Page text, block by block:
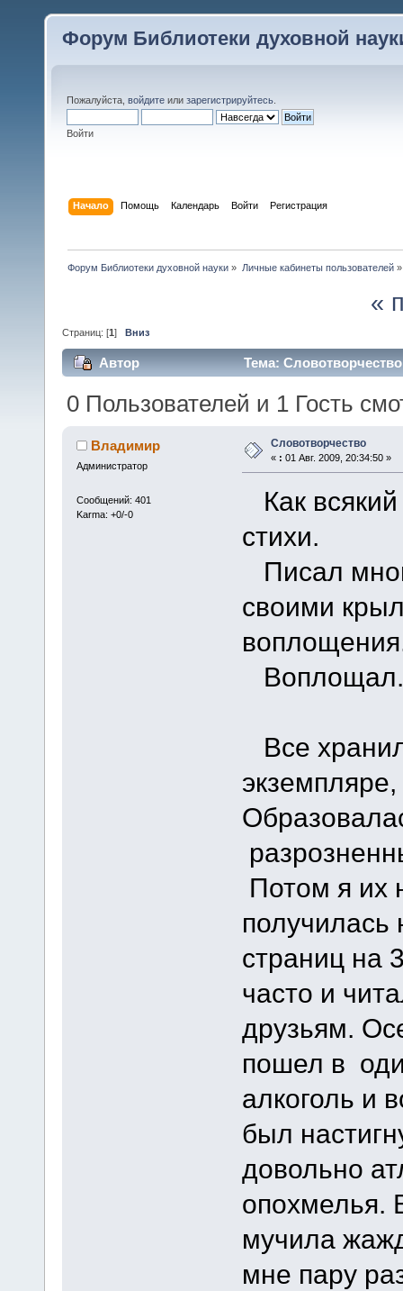
Форум Библиотеки духовной
Пожалуйста, войдите или зарегистрируйтесь
Войти
Начало Помощь Календарь Войти Регистрация
Форум Библиотеки духовной науки » Личные кабинеты пользователей»
«
Страниц: [1 ] Вниз
Автор Тема:
0 Пользователей и 1 Гость
Владимир
Администратор
Сообщений: 401
Karma: +0/-0
Словотворчество
« : 01 Авг. 2009, 20:34:50 »
Как
стихи.
Писал
своими
Все
Потом я их
получилась
страниц на
часто и
друзьям.
пошел в
алкоголь и
был
довольно
опохмелья.
мучила
мне пару